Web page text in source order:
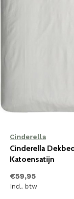
Cinderella
Cinderella
Katoensatijn
€59,95
Incl. btw